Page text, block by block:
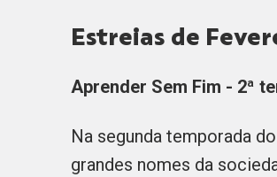
Estreias de
Aprender Sem Fim - 2ª
Na segunda temporada
grandes nomes da